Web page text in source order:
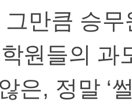
그만큼 승
학원들의 과
은, 정말 ‘